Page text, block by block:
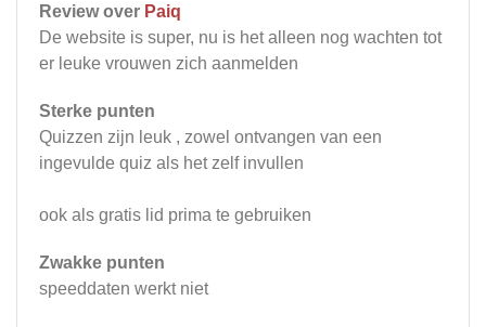
Review over Paiq
De website is super, nu is het alleen nog wachten tot
er leuke vrouwen zich aanmelden
Sterke punten
Quizzen zijn leuk , zowel ontvangen van een
ingevulde quiz als het zelf invullen
ook als gratis lid prima te gebruiken
Zwakke punten
speeddaten werkt niet